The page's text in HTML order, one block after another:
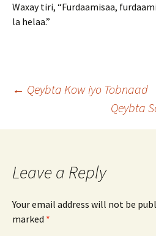
Waxay tiri, “Furdaamisaa,
la helaa.”
Post
navigation
← Qeybta Kow iyo Tobnaad
Qeybta
Leave a Reply
Your email address will not be
marked *